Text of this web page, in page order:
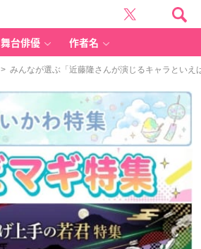
舞台俳優 作者名
> みんなが選ぶ「近藤隆さんが演じるキャラといえ